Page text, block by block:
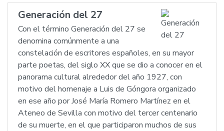
Generación del 27
Con el término Generación del 27 se
denomina comúnmente a una
constelación de escritores españoles, en su mayor
parte poetas, del siglo XX que se dio a conocer en el
panorama cultural alrededor del año 1927, con
motivo del homenaje a Luis de Góngora organizado
en ese año por José María Romero Martínez en el
Ateneo de Sevilla con motivo del tercer centenario
de su muerte, en el que participaron muchos de sus